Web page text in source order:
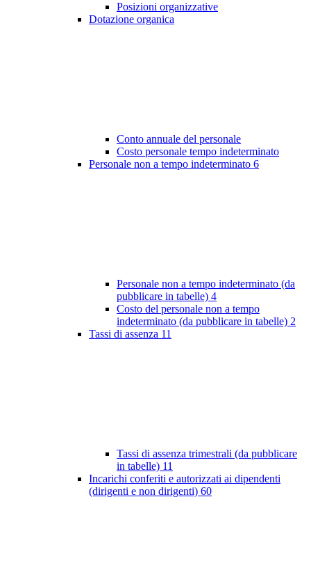
Posizioni organizzative
Dotazione organica
Conto annuale del personale
Costo personale tempo indeterminato
Personale non a tempo indeterminato 6
Personale non a tempo indeterminato (da
pubblicare in tabelle) 4
Costo del personale non a tempo
indeterminato (da pubblicare in tabelle) 2
Tassi di assenza 11
Tassi di assenza trimestrali (da pubblicare
in tabelle) 11
Incarichi conferiti e autorizzati ai dipendenti
(dirigenti e non dirigenti) 60